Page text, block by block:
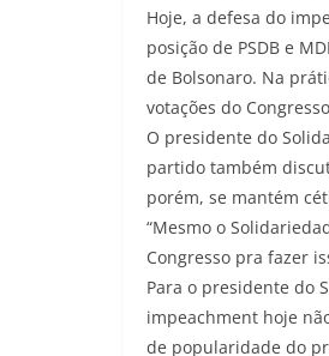
Hoje, a defesa do
posição de PSDB e
de Bolsonaro. Na
votações do
O presidente do
partido também
porém, se mantém
“Mesmo o
Congresso pra fazer
Para o presidente do
impeachment hoje
de popularidade do